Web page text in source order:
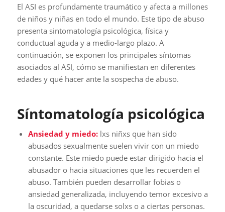
El ASI es profundamente traumático y afecta a millones
de niños y niñas en todo el mundo. Este tipo de abuso
presenta sintomatología psicológica, física y
conductual aguda y a medio-largo plazo. A
continuación, se exponen los principales síntomas
asociados al ASI, cómo se manifiestan en diferentes
edades y qué hacer ante la sospecha de abuso.
Síntomatología psicológica
Ansiedad y miedo:lxs niñxs que han sido
abusados sexualmente suelen vivir con un miedo
constante. Este miedo puede estar dirigido hacia el
abusador o hacia situaciones que les recuerden el
abuso. También pueden desarrollar fobias o
ansiedad generalizada, incluyendo temor excesivo a
la oscuridad, a quedarse solxs o a ciertas personas.